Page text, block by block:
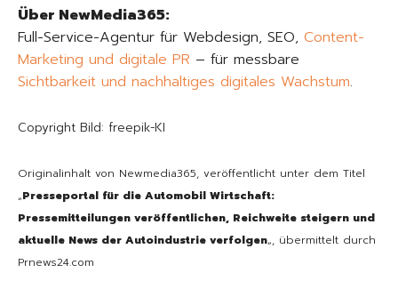
Über NewMedia365:
Full-Service-Agentur für Webdesign, SEO, Content-
Marketing und digitale PR – für messbare
Sichtbarkeit und nachhaltiges digitales Wachstum.
Copyright Bild: freepik-KI
Originalinhalt von Newmedia365, veröffentlicht unter dem Titel
„Presseportal für die Automobil Wirtschaft:
Pressemitteilungen veröffentlichen, Reichweite steigern und
aktuelle News der Autoindustrie verfolgen„, übermittelt durch
Prnews24.com